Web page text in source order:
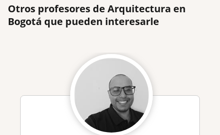
Otros profesores de Arquitectura en
Bogotá que pueden interesarle